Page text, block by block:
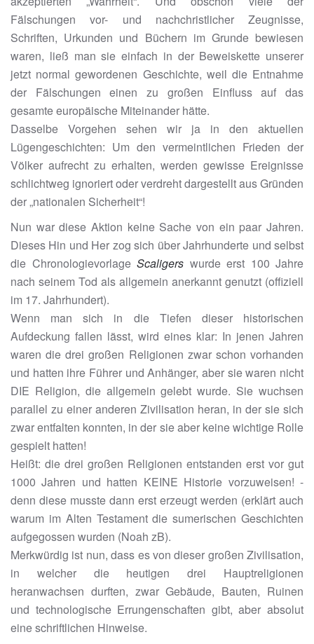
Fälschungen vor- und nachchristlicher Zeugnisse,
Schriften, Urkunden und Büchern im Grunde bewiesen
waren, ließ man sie einfach in der Beweiskette unserer
jetzt normal gewordenen Geschichte, weil die Entnahme
der Fälschungen einen zu großen Einfluss auf das
gesamte europäische Miteinander hätte.
Dasselbe Vorgehen sehen wir ja in den aktuellen
Lügengeschichten: Um den vermeintlichen Frieden der
Völker aufrecht zu erhalten, werden gewisse Ereignisse
schlichtweg ignoriert oder verdreht dargestellt aus Gründen
der „nationalen Sicherheit“!
Nun war diese Aktion keine Sache von ein paar Jahren.
Dieses Hin und Her zog sich über Jahrhunderte und selbst
die Chronologievorlage Scaligers wurde erst 100 Jahre
nach seinem Tod als allgemein anerkannt genutzt (offiziell
im 17. Jahrhundert).
Wenn man sich in die Tiefen dieser historischen
Aufdeckung fallen lässt, wird eines klar: In jenen Jahren
waren die drei großen Religionen zwar schon vorhanden
und hatten ihre Führer und Anhänger, aber sie waren nicht
DIE Religion, die allgemein gelebt wurde. Sie wuchsen
parallel zu einer anderen Zivilisation heran, in der sie sich
zwar entfalten konnten, in der sie aber keine wichtige Rolle
gespielt hatten!
Heißt: die drei großen Religionen entstanden erst vor gut
1000 Jahren und hatten KEINE Historie vorzuweisen! -
denn diese musste dann erst erzeugt werden (erklärt auch
warum im Alten Testament die sumerischen Geschichten
aufgegossen wurden (Noah zB).
Merkwürdig ist nun, dass es von dieser großen Zivilisation,
in welcher die heutigen drei Hauptreligionen
heranwachsen durften, zwar Gebäude, Bauten, Ruinen
und technologische Errungenschaften gibt, aber absolut
eine schriftlichen Hinweise.